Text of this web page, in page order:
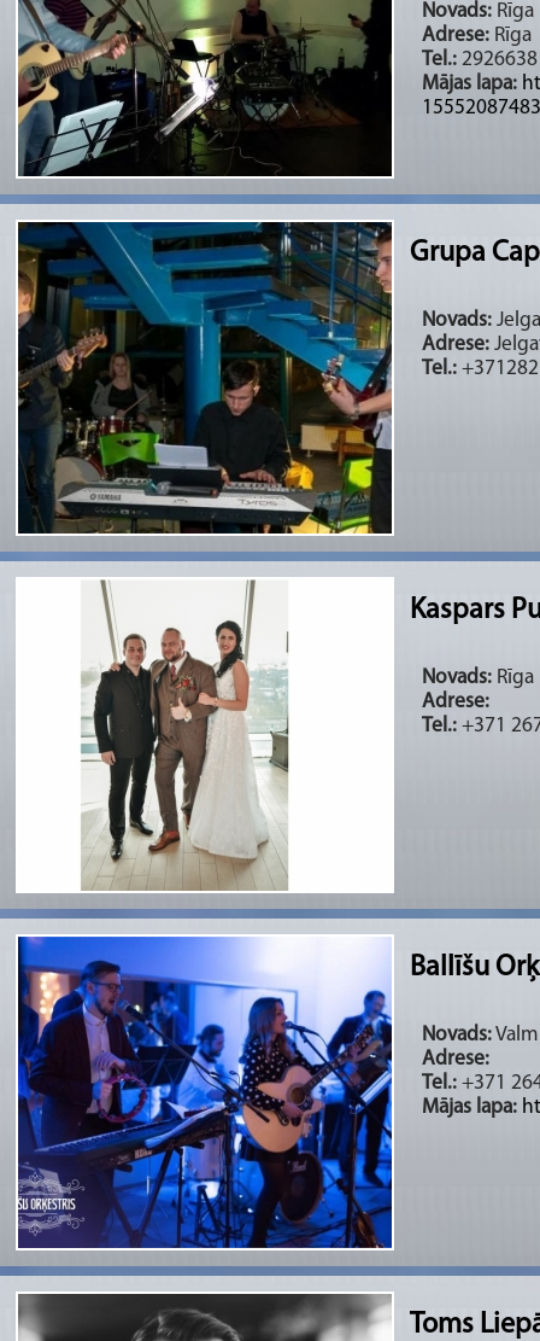
Novads:
Adrese: Rīga
Tel.:
Mājas lapa:
Grupa
Novads:
Adrese:
Tel.:
Kaspars
Novads:
Adrese:
Tel.: +371
Ballīšu
Novads:
Adrese:
Tel.: +371
Mājas lapa:
Toms